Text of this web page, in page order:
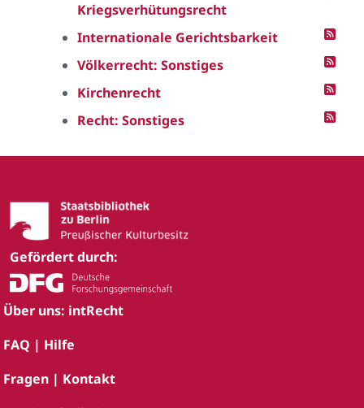
Kriegsverhütungsrecht
Internationale Gerichtsbarkeit
Völkerrecht: Sonstiges
Kirchenrecht
Recht: Sonstiges
Gefördert durch:
Über uns: intRecht
FAQ | Hilfe
Fragen | Kontakt